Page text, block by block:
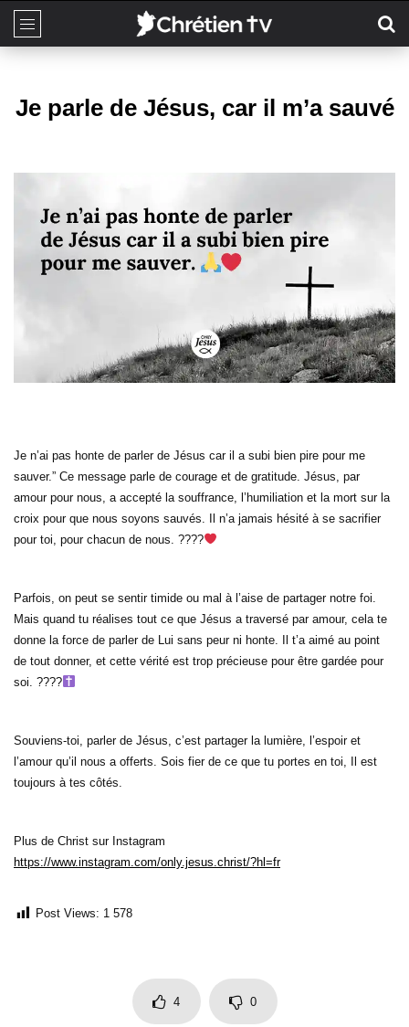
Je parle de Jésus, car il m’a sauvé
Je n’ai pas honte de parler de Jésus car il a subi bien pire pour me
sauver.” Ce message parle de courage et de gratitude. Jésus, par
amour pour nous, a accepté la souffrance, l’humiliation et la mort sur la
croix pour que nous soyons sauvés. Il n’a jamais hésité à se sacrifier
pour toi, pour chacun de nous. ????
Parfois, on peut se sentir timide ou mal à l’aise de partager notre foi.
Mais quand tu réalises tout ce que Jésus a traversé par amour, cela te
donne la force de parler de Lui sans peur ni honte. Il t’a aimé au point
de tout donner, et cette vérité est trop précieuse pour être gardée pour
soi. ????
Souviens-toi, parler de Jésus, c’est partager la lumière, l’espoir et
l’amour qu’il nous a offerts. Sois fier de ce que tu portes en toi, Il est
toujours à tes côtés.
Plus de Christ sur Instagram
https://www.instagram.com/only.jesus.christ/?hl=fr
Post Views: 1 578
4 0